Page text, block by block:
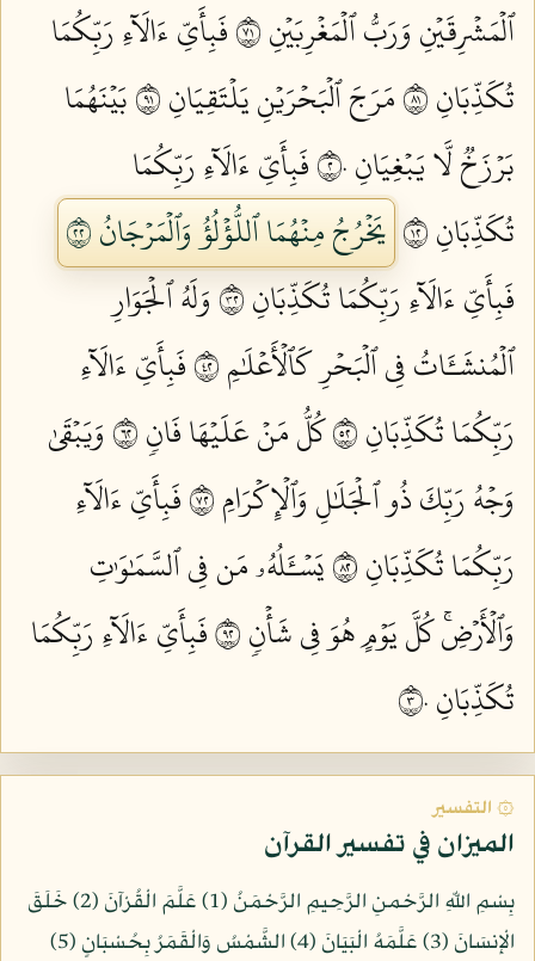
ٱلۡمَشۡرِقَيۡنِ وَرَبُّ ٱلۡمَغۡرِبَيۡنِ ١٧
فَبِأَيِّ ءَالَآءِ رَبِّكُمَا
تُكَذِّبَانِ ١٨
مَرَجَ ٱلۡبَحۡرَيۡنِ يَلۡتَقِيَانِ ١٩
بَيۡنَهُمَا
بَرۡزَخٞ لَّا يَبۡغِيَانِ ٢٠
فَبِأَيِّ ءَالَآءِ رَبِّكُمَا
تُكَذِّبَانِ ٢١
يَخۡرُجُ مِنۡهُمَا ٱللُّؤۡلُؤُ وَٱلۡمَرۡجَانُ ٢٢
فَبِأَيِّ ءَالَآءِ رَبِّكُمَا تُكَذِّبَانِ ٢٣
وَلَهُ ٱلۡجَوَارِ
ٱلۡمُنشَـَٔاتُ فِي ٱلۡبَحۡرِ كَٱلۡأَعۡلَٰمِ ٢٤
فَبِأَيِّ ءَالَآءِ
رَبِّكُمَا تُكَذِّبَانِ ٢٥
كُلُّ مَنۡ عَلَيۡهَا فَانٖ ٢٦
وَيَبۡقَىٰ
وَجۡهُ رَبِّكَ ذُو ٱلۡجَلَٰلِ وَٱلۡإِكۡرَامِ ٢٧
فَبِأَيِّ ءَالَآءِ
رَبِّكُمَا تُكَذِّبَانِ ٢٨
يَسۡـَٔلُهُۥ مَن فِي ٱلسَّمَٰوَٰتِ
وَٱلۡأَرۡضِۚ كُلَّ يَوۡمٍ هُوَ فِي شَأۡنٖ ٢٩
فَبِأَيِّ ءَالَآءِ رَبِّكُمَا
تُكَذِّبَانِ ٣٠
۞ التفسير
الميزان في تفسير القرآن
بِسْمِ اللّهِ الرَّحْمنِ الرَّحِيمِ الرَّحْمَنُ (1) عَلَّمَ الْقُرْآنَ (2) خَلَقَ
الْإِنسَانَ (3) عَلَّمَهُ الْبَيَانَ (4) الشَّمْسُ وَالْقَمَرُ بِحُسْبَانٍ (5)